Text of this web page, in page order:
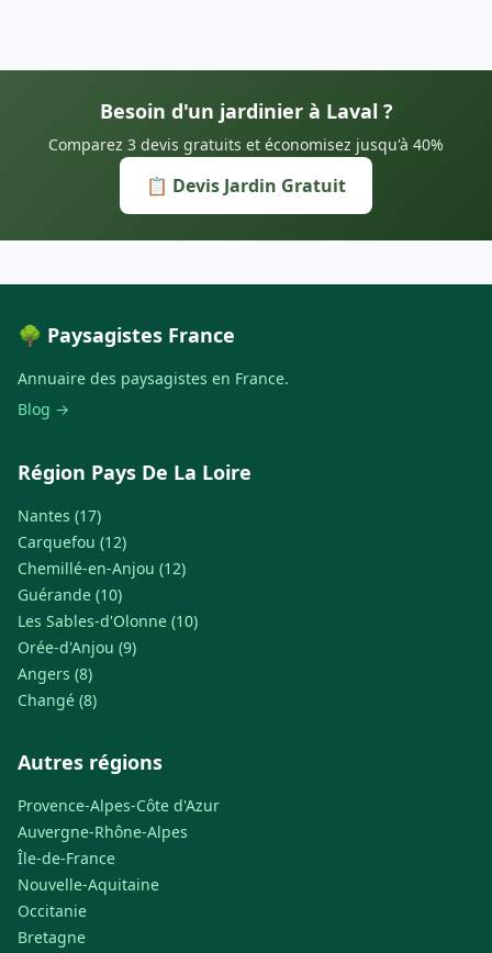
Besoin d'un jardinier à Laval ?
Comparez 3 devis gratuits et économisez jusqu'à 40%
📋 Devis Jardin Gratuit
🌳 Paysagistes France
Annuaire des paysagistes en France.
Blog →
Région Pays De La Loire
Nantes (17)
Carquefou (12)
Chemillé-en-Anjou (12)
Guérande (10)
Les Sables-d'Olonne (10)
Orée-d'Anjou (9)
Angers (8)
Changé (8)
Autres régions
Provence-Alpes-Côte d'Azur
Auvergne-Rhône-Alpes
Île-de-France
Nouvelle-Aquitaine
Occitanie
Bretagne